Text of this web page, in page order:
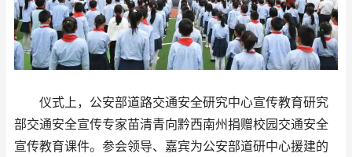
仪式上，公安部道路交通安全研究中心宣传教育研究
部交通安全宣传专家苗清青向黔西南州捐赠校园交通安全
宣传教育课件。参会领导、嘉宾为公安部道研中心援建的